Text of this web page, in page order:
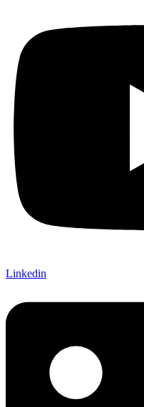
Linkedin